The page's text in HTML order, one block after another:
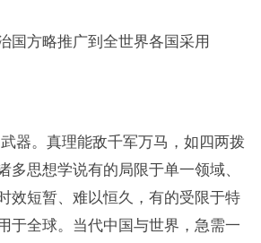
国方略推广到全世界各国采用
器。真理能敌千军万马，如四两拨
多思想学说有的局限于单一领域、
效短暂、难以恒久，有的受限于特
于全球。当代中国与世界，急需一